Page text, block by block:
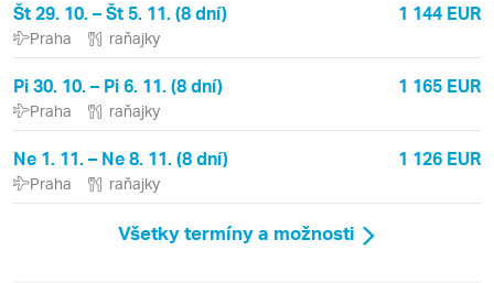
Št 29. 10. – Št 5. 11. (8 dní) 1 144 EUR
Praha raňajky
Pi 30. 10. – Pi 6. 11. (8 dní) 1 165 EUR
Praha raňajky
Ne 1. 11. – Ne 8. 11. (8 dní) 1 126 EUR
Praha raňajky
Všetky termíny a možnosti